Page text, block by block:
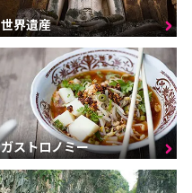
世界遺産
ガストロノミー